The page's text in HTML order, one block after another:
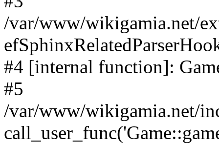
/var/www/wikigamia.net/
#4 [internal function]:
#5
/var/www/wikigamia.net/